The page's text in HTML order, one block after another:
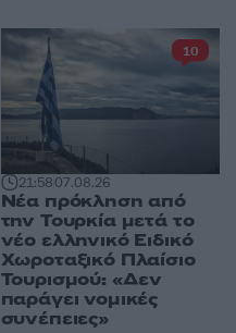
21:5807.08.26
Νέα πρόκληση από
την Τουρκία μετά το
νέο ελληνικό Ειδικό
Χωροταξικό Πλαίσιο
Τουρισμού: «Δεν
παράγει νομικές
συνέπειες»
10